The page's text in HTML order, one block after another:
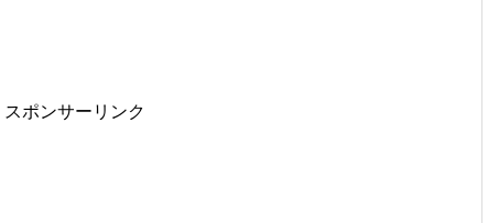
スポンサーリンク